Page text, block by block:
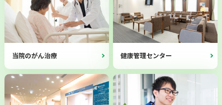
当院のがん治療 健康管理センター